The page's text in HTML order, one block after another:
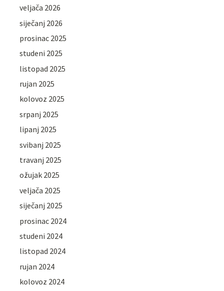
veljača 2026
siječanj 2026
prosinac 2025
studeni 2025
listopad 2025
rujan 2025
kolovoz 2025
srpanj 2025
lipanj 2025
svibanj 2025
travanj 2025
ožujak 2025
veljača 2025
siječanj 2025
prosinac 2024
studeni 2024
listopad 2024
rujan 2024
kolovoz 2024